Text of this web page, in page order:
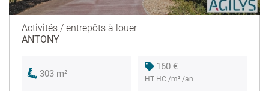
Activités / entrepôts à louer
ANTONY
303 m²
160 €
HT HC /m² /an